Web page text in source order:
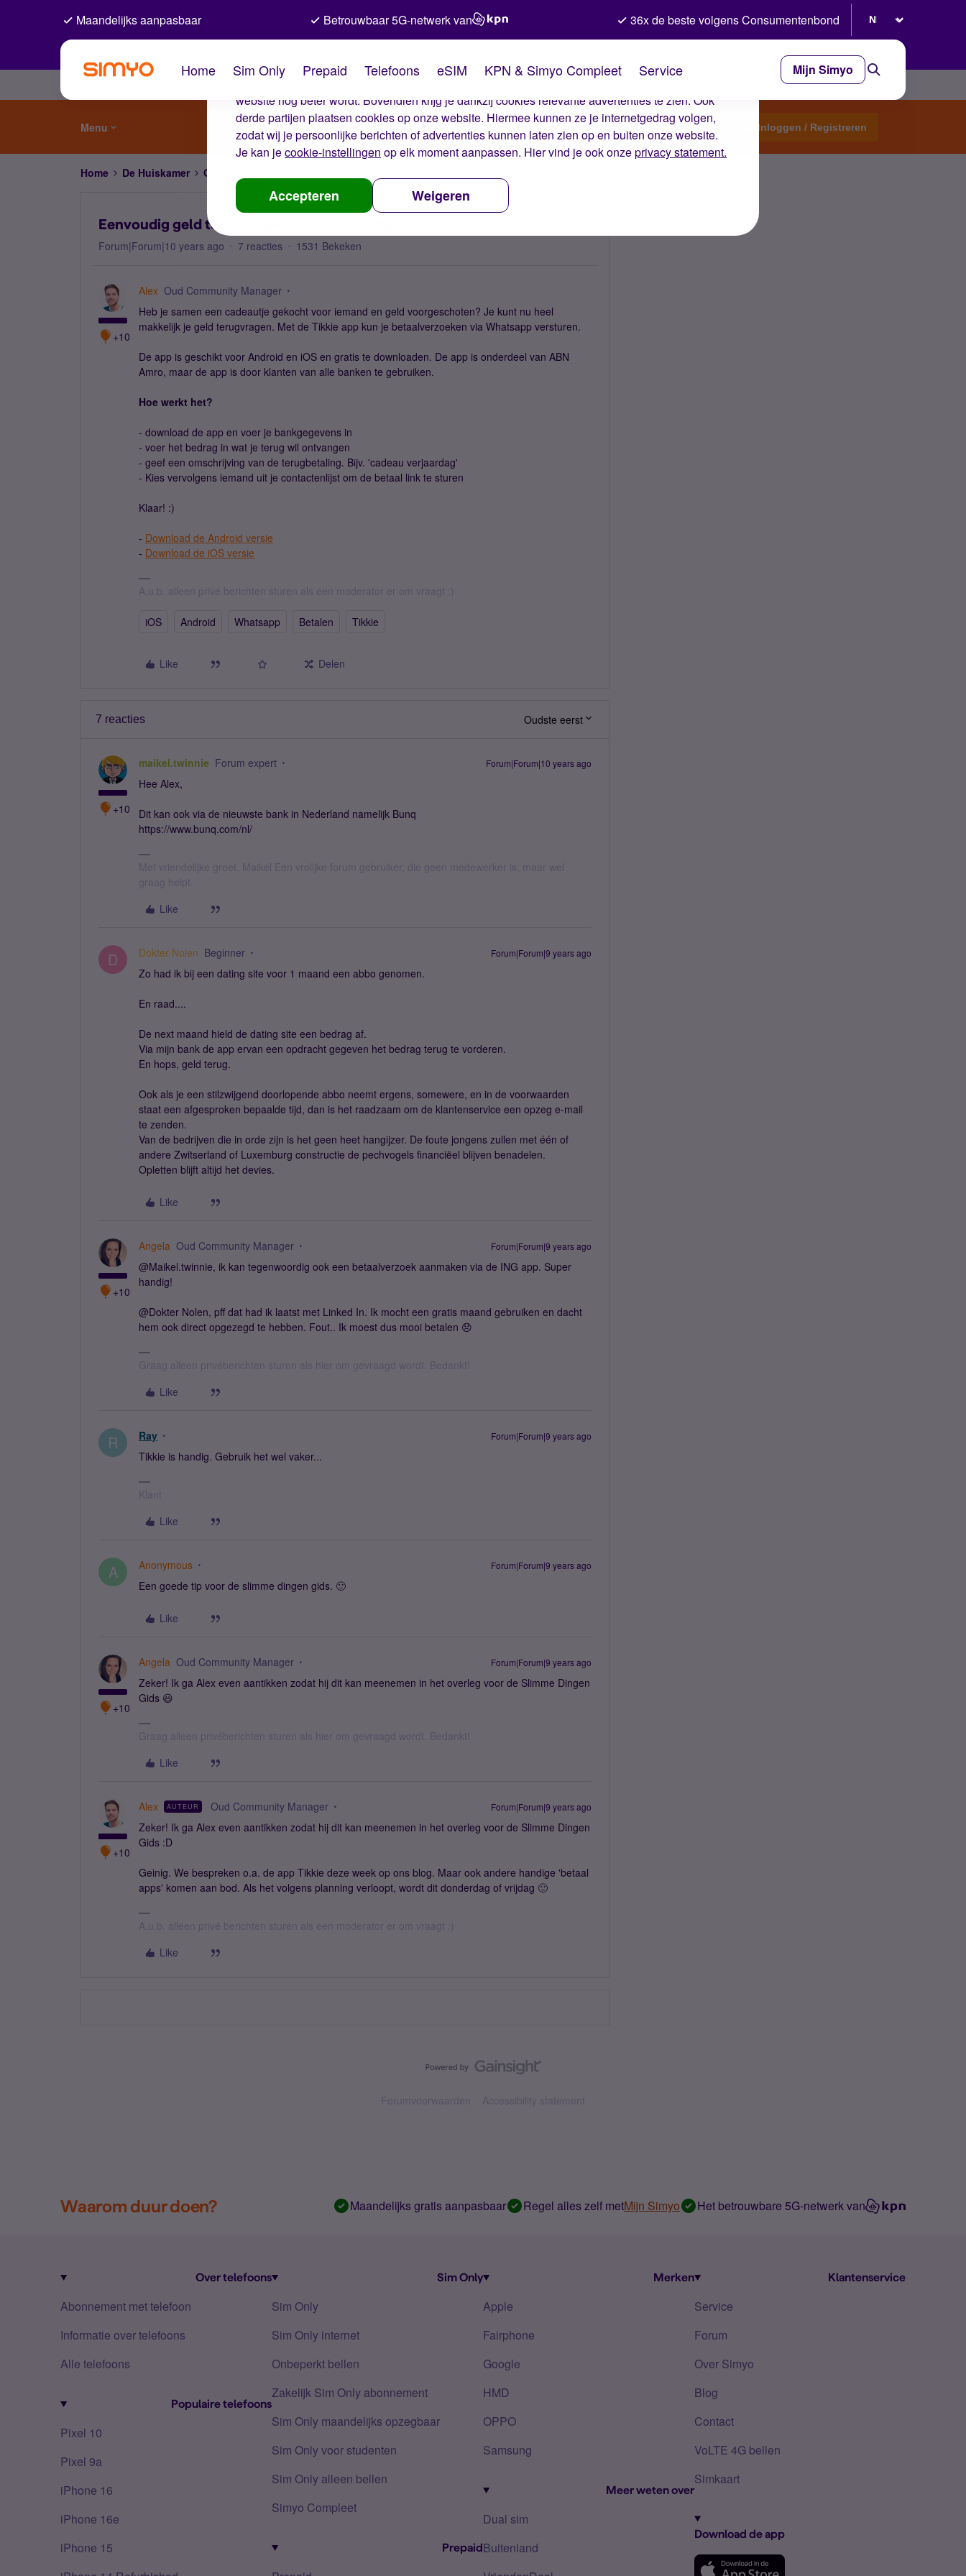
De cookies van Simyo
Wij gebruiken cookies op onze website. Met deze cookies zorgen wij ervoor dat je ervaring op de
website nog beter wordt. Bovendien krijg je dankzij cookies relevante advertenties te zien. Ook
derde partijen plaatsen cookies op onze website. Hiermee kunnen ze je internetgedrag volgen,
zodat wij je persoonlijke berichten of advertenties kunnen laten zien op en buiten onze website.
Je kan jecookie-instellingen op elk moment aanpassen. Hier vind je ook onzeprivacy statement.
Accepteren Weigeren
Maandelijks aanpasbaar Betrouwbaar 5G-netwerk van 36x de beste volgens Consumentenbond
Home Sim Only Prepaid Telefoons eSIM KPN & Simyo Compleet Service Mijn Simyo
Menu Start een topic Inloggen / Registreren
Home De Huiskamer Gewoon slim
Eenvoudig geld terugvragen via deze handige app
Forum|Forum|10 years ago 7 reacties 1531 Bekeken
+10
Alex Oud Community Manager
Heb je samen een cadeautje gekocht voor iemand en geld voorgeschoten? Je kunt nu heel
makkelijk je geld terugvragen. Met de Tikkie app kun je betaalverzoeken via Whatsapp versturen.
De app is geschikt voor Android en iOS en gratis te downloaden. De app is onderdeel van ABN
Amro, maar de app is door klanten van alle banken te gebruiken.
Hoe werkt het?
- download de app en voer je bankgegevens in
- voer het bedrag in wat je terug wil ontvangen
- geef een omschrijving van de terugbetaling. Bijv. 'cadeau verjaardag'
- Kies vervolgens iemand uit je contactenlijst om de betaal link te sturen
Klaar! :)
- Download de Android versie
- Download de iOS versie
A.u.b. alleen privé berichten sturen als een moderator er om vraagt :)
iOS Android Whatsapp Betalen Tikkie
Like Delen
7 reacties Oudste eerst
+10
maikel.twinnie Forum expert Forum|Forum|10 years ago
Hee Alex,
Dit kan ook via de nieuwste bank in Nederland namelijk Bunq
https://www.bunq.com/nl/
Met vriendelijke groet, Maikel Een vrolijke forum gebruiker, die geen medewerker is, maar wel
graag helpt.
Like
D Dokter Nolen Beginner Forum|Forum|9 years ago
Zo had ik bij een dating site voor 1 maand een abbo genomen.
En raad....
De next maand hield de dating site een bedrag af.
Via mijn bank de app ervan een opdracht gegeven het bedrag terug te vorderen.
En hops, geld terug.
Ook als je een stilzwijgend doorlopende abbo neemt ergens, somewere, en in de voorwaarden
staat een afgesproken bepaalde tijd, dan is het raadzaam om de klantenservice een opzeg e-mail
te zenden.
Van de bedrijven die in orde zijn is het geen heet hangijzer. De foute jongens zullen met één of
andere Zwitserland of Luxemburg constructie de pechvogels financiëel blijven benadelen.
Opletten blijft altijd het devies.
Like
+10
Angela Oud Community Manager Forum|Forum|9 years ago
@Maikel.twinnie, ik kan tegenwoordig ook een betaalverzoek aanmaken via de ING app. Super
handig!
@Dokter Nolen, pff dat had ik laatst met Linked In. Ik mocht een gratis maand gebruiken en dacht
hem ook direct opgezegd te hebben. Fout.. Ik moest dus mooi betalen 😞
Graag alleen privéberichten sturen als hier om gevraagd wordt. Bedankt!
Like
R Ray Forum|Forum|9 years ago
Tikkie is handig. Gebruik het wel vaker...
Klant
Like
A Anonymous Forum|Forum|9 years ago
Een goede tip voor de slimme dingen gids. 🙂
Like
+10
Angela Oud Community Manager Forum|Forum|9 years ago
Zeker! Ik ga Alex even aantikken zodat hij dit kan meenemen in het overleg voor de Slimme Dingen
Gids 😃
Graag alleen privéberichten sturen als hier om gevraagd wordt. Bedankt!
Like
+10
Alex AUTEUR Oud Community Manager Forum|Forum|9 years ago
Zeker! Ik ga Alex even aantikken zodat hij dit kan meenemen in het overleg voor de Slimme Dingen
Gids :D
Geinig. We bespreken o.a. de app Tikkie deze week op ons blog. Maar ook andere handige 'betaal
apps' komen aan bod. Als het volgens planning verloopt, wordt dit donderdag of vrijdag 🙂
A.u.b. alleen privé berichten sturen als een moderator er om vraagt :)
Like
Forumvoorwaarden Accessibility statement
Waarom duur doen? Maandelijks gratis aanpasbaar Regel alles zelf metMijn Simyo Het betrouwbare 5G-netwerk van
Over telefoons
Abonnement met telefoon
Informatie over telefoons
Alle telefoons
Populaire telefoons
Pixel 10
Pixel 9a
iPhone 16
iPhone 16e
iPhone 15
Sim Only
Sim Only
Sim Only internet
Onbeperkt bellen
Zakelijk Sim Only abonnement
Sim Only maandelijks opzegbaar
Sim Only voor studenten
Sim Only alleen bellen
Simyo Compleet
Prepaid
Merken
Apple
Fairphone
Google
HMD
OPPO
Samsung
Meer weten over
Dual sim
Buitenland
Klantenservice
Service
Forum
Over Simyo
Blog
Contact
VoLTE 4G bellen
Simkaart
Download de app